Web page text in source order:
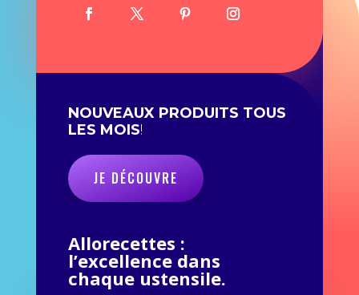
NOUVEAUX PRODUITS TOUS
LES MOIS!
JE DÉCOUVRE
Allorecettes :
l’excellence dans
chaque ustensile.